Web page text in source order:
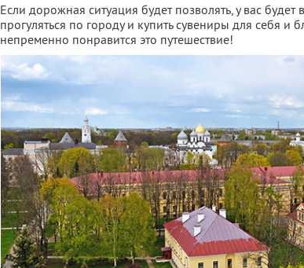
Если дорожная ситуация будет позволять, у вас будет
прогуляться по городу и купить сувениры для себя и
непременно понравится это путешествие!